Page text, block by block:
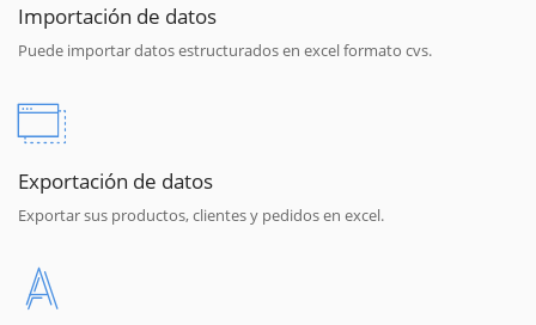
Importación de datos
Puede importar datos estructurados en excel formato cvs.
Exportación de datos
Exportar sus productos, clientes y pedidos en excel.